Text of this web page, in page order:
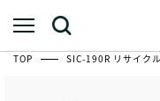
TOP SIC-190R リサイク